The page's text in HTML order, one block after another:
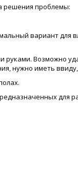
решения проблемы:
вариант
руками. Возможно
нужно иметь
для